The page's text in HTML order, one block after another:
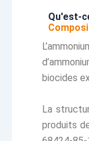
Qu'est-
biocides
La
produits